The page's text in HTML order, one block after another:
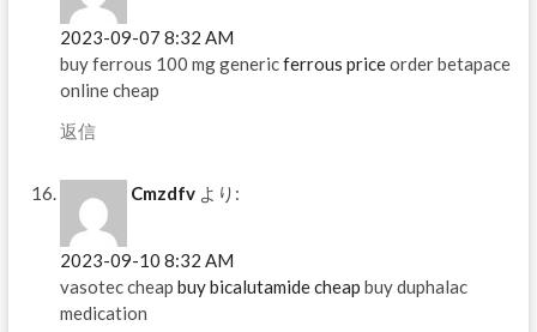
2023-09-07 8:32 AM
buy ferrous 100 mg genericferrous priceorder betapace
online cheap
返信
Cmzdfv より:
2023-09-10 8:32 AM
vasotec cheap buy bicalutamide cheap buy duphalac
medication